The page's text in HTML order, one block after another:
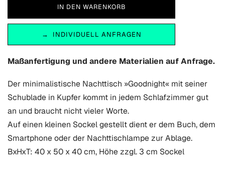
INDIVIDUELL ANFRAGEN
Maßanfertigung und andere Materialien auf Anfrage.
Der minimalistische Nachttisch »Goodnight« mit seiner
Schublade in Kupfer kommt in jedem Schlafzimmer gut
an und braucht nicht vieler Worte.
Auf einen kleinen Sockel gestellt dient er dem Buch, dem
Smartphone oder der Nachttischlampe zur Ablage.
BxHxT: 40 x 50 x 40 cm, Höhe zzgl. 3 cm Sockel